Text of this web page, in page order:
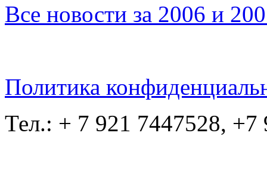
Все новости за 2006 и
Политика
Тел.: + 7 921 7447528, +7